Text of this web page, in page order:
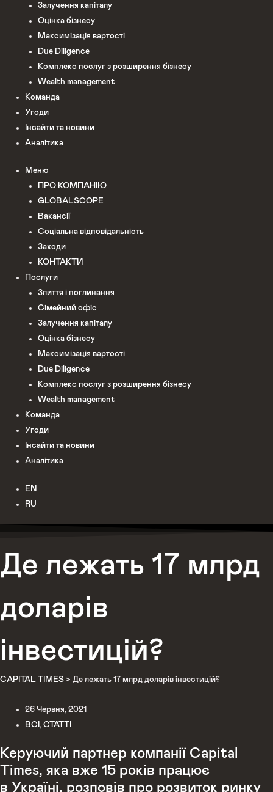
Залучення капіталу
Оцінка бізнесу
Максимізація вартості
Due Diligence
Комплекс послуг з розширення бізнесу
Wealth management
Команда
Угоди
Інсайти та новини
Аналітика
Меню
ПРО КОМПАНІЮ
GLOBALSCOPE
Вакансії
Соціальна відповідальність
Заходи
КОНТАКТИ
Послуги
Злиття і поглинання
Сімейний офіс
Залучення капіталу
Оцінка бізнесу
Максимізація вартості
Due Diligence
Комплекс послуг з розширення бізнесу
Wealth management
Команда
Угоди
Інсайти та новини
Аналітика
EN
RU
Де лежать 17 млрд
доларів
інвестицій?
CAPITAL TIMES > Де лежать 17 млрд доларів інвестицій?
26 Червня, 2021
ВСІ,СТАТТІ
Керуючий партнер компанії Capital
Times, яка вже 15 років працює
в Україні, розповів про розвиток ринку